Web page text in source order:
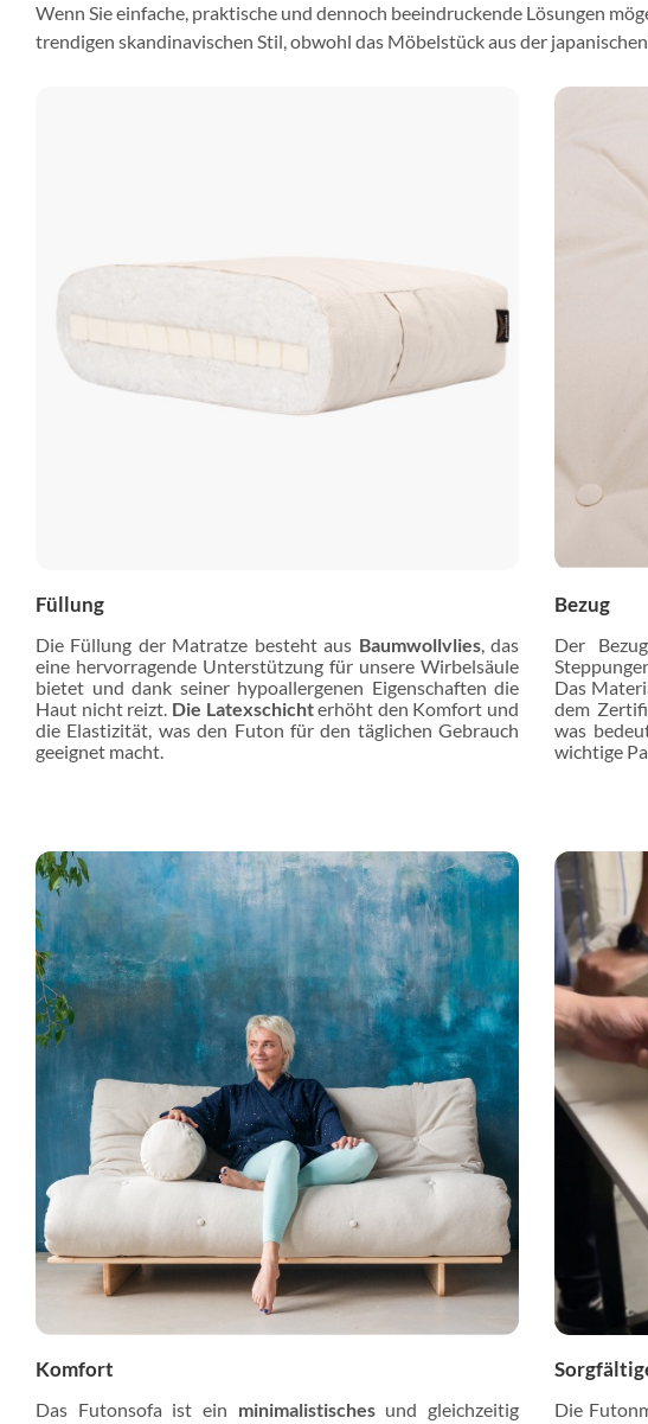
Wenn Sie einfache, praktische und dennoch beeindruckende Lösungen
trendigen skandinavischen Stil, obwohl das Möbelstück aus der
Füllung
Die Füllung der Matratze besteht aus Baumwollvlies, das
eine hervorragende Unterstützung für unsere Wirbelsäule
bietet und dank seiner hypoallergenen Eigenschaften die
Haut nicht reizt. Die Latexschichterhöht den Komfort und
die Elastizität, was den Futon für den täglichen Gebrauch
geeignet macht.
Bezug
Der
Das
dem
was
wichtige
Komfort
Das Futonsofa ist ein minimalistischesund gleichzeitig
Die